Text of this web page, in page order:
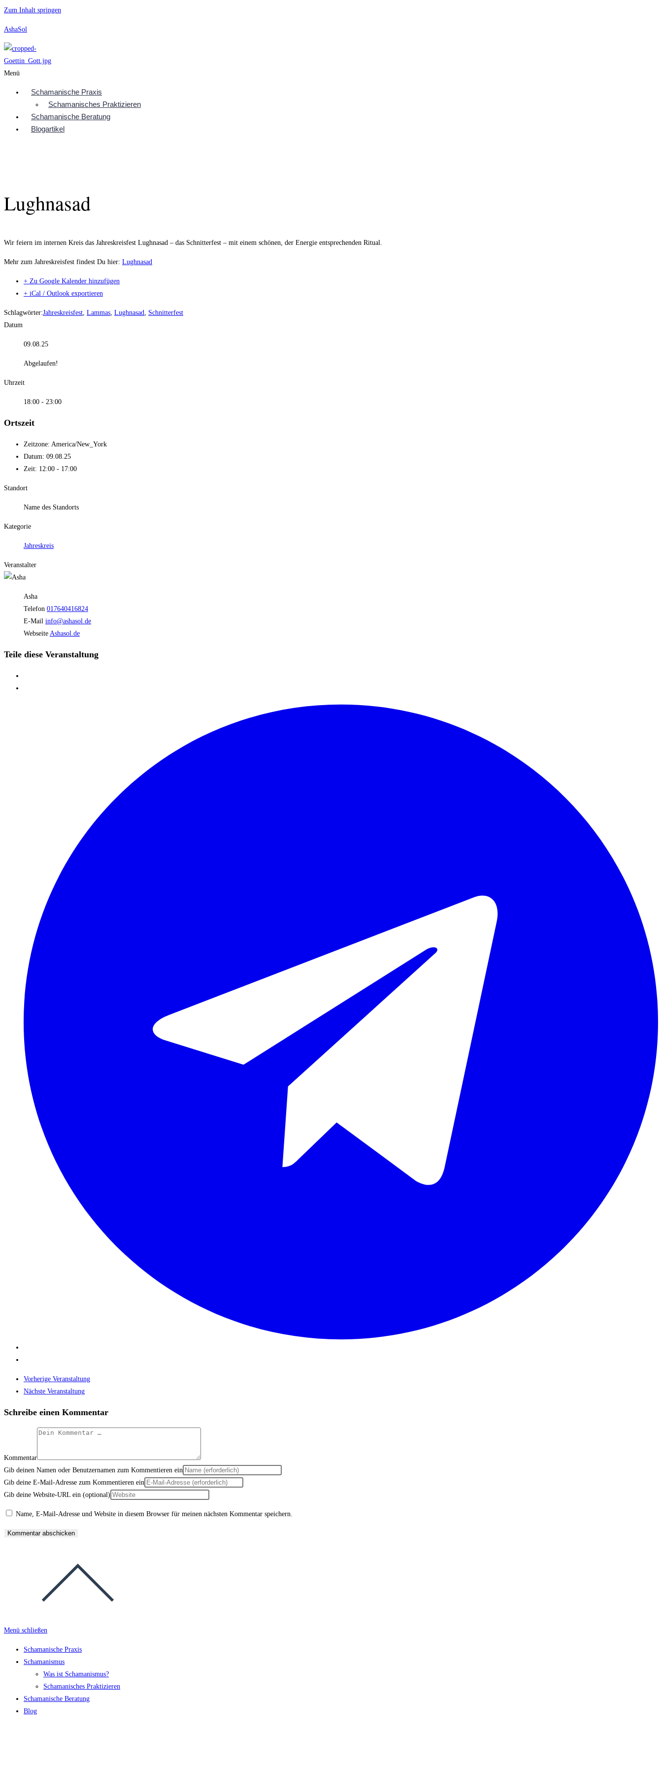
Zum Inhalt springen
AshaSol
Menü
Schamanische Praxis
Schamanisches Praktizieren
Schamanische Beratung
Blogartikel
Lughnasad
Wir feiern im internen Kreis das Jahreskreisfest Lughnasad – das Schnitterfest – mit einem schönen, der Energie entsprechenden Ritual.
Mehr zum Jahreskreisfest findest Du hier: Lughnasad
+ Zu Google Kalender hinzufügen
+ iCal / Outlook exportieren
Schlagwörter:Jahreskreisfest, Lammas, Lughnasad, Schnitterfest
Datum
09.08.25
Abgelaufen!
Uhrzeit
18:00 - 23:00
Ortszeit
Zeitzone: America/New_York
Datum: 09.08.25
Zeit: 12:00 - 17:00
Standort
Name des Standorts
Kategorie
Jahreskreis
Veranstalter
Asha
Telefon 017640416824
E-Mail info@ashasol.de
Webseite Ashasol.de
Teile diese Veranstaltung
Vorherige Veranstaltung
Nächste Veranstaltung
Schreibe einen Kommentar
Kommentar
Gib deinen Namen oder Benutzernamen zum Kommentieren ein
Gib deine E-Mail-Adresse zum Kommentieren ein
Gib deine Website-URL ein (optional)
Name, E-Mail-Adresse und Website in diesem Browser für meinen nächsten Kommentar speichern.
Menü schließen
Schamanische Praxis
Schamanismus
Was ist Schamanismus?
Schamanisches Praktizieren
Schamanische Beratung
Blog